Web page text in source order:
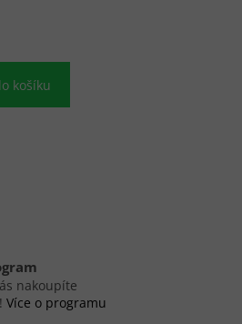
košíku
nakoupíte
Více o programu